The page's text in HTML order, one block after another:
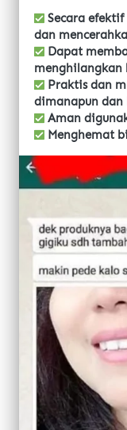
Secara
dan
Dapat
Praktis dan
dimanapun dan
Aman
Menghemat